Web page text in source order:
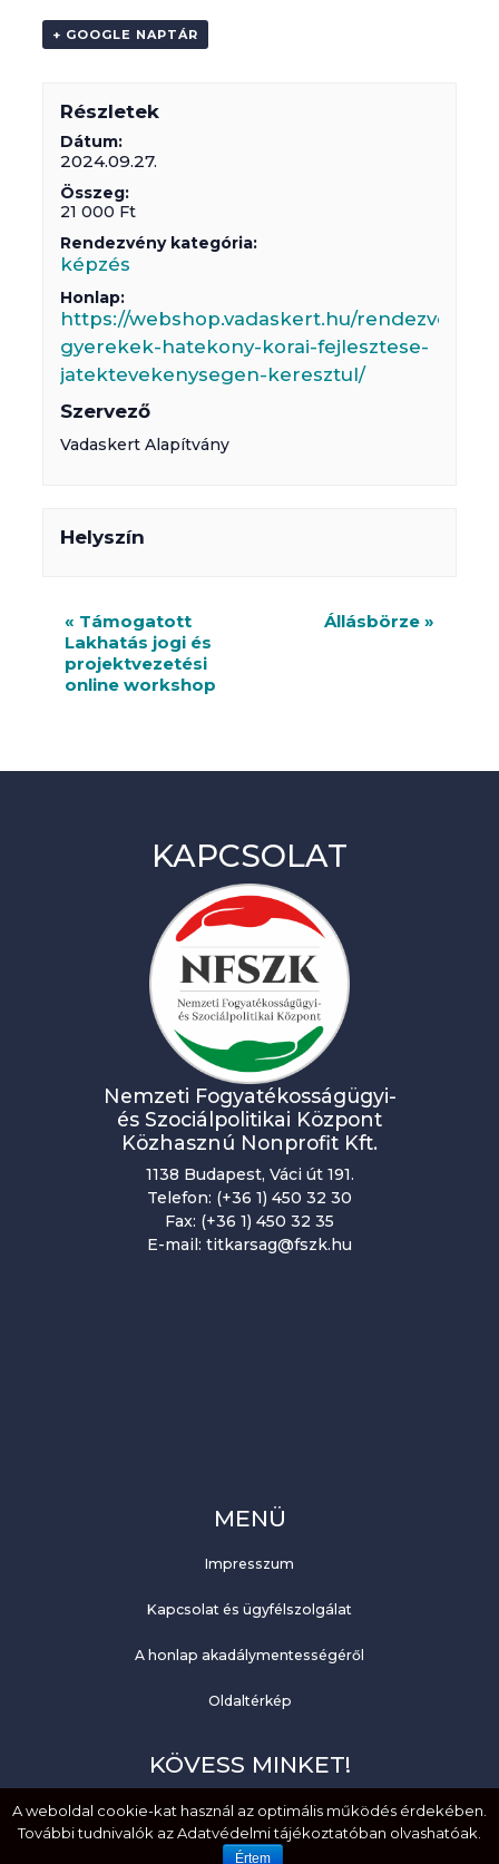
+ GOOGLE NAPTÁR
Részletek
Dátum:
2024.09.27.
Összeg:
21 000 Ft
Rendezvény kategória:
képzés
Honlap:
https://webshop.vadaskert.hu/
gyerekek-hatekony-korai-fejlesztese-
jatektevekenysegen-keresztul/
Szervező
Vadaskert Alapítvány
Helyszín
e
« Támogatott
Lakhatás jogi és
projektvezetési
online workshop
Állásbörze»
KAPCSOLAT
Nemzeti Fogyatékosságügyi-
és Szociálpolitikai Központ
Közhasznú Nonprofit Kft.
1138 Budapest, Váci út 191.
Telefon: (+36 1) 450 32 30
Fax: (+36 1) 450 32 35
E-mail: titkarsag@fszk.hu
MENÜ
Impresszum
Kapcsolat és ügyfélszolgálat
A honlap akadálymentességéről
Oldaltérkép
KÖVESS MINKET!
Facebook
YouTube
A weboldal cookie-kat használ az optimális működés érdekében.
További tudnivalók az Adatvédelmi tájékoztatóban olvashatóak.
Értem